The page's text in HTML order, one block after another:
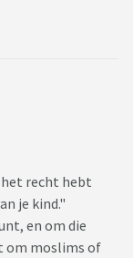
het recht hebt
je kind."
en om die
om moslims of